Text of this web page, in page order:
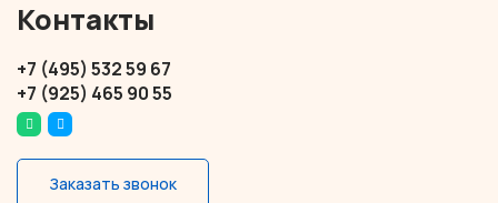
Контакты
+7 (495) 532 59 67
+7 (925) 465 90 55
Заказать звонок